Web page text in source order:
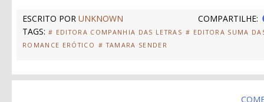
ESCRITO POR UNKNOWN
COMPARTILHE:
TAGS: # EDITORA COMPANHIA DAS LETRAS # EDITORA SUMA
ROMANCE ERÓTICO # TAMARA SENDER